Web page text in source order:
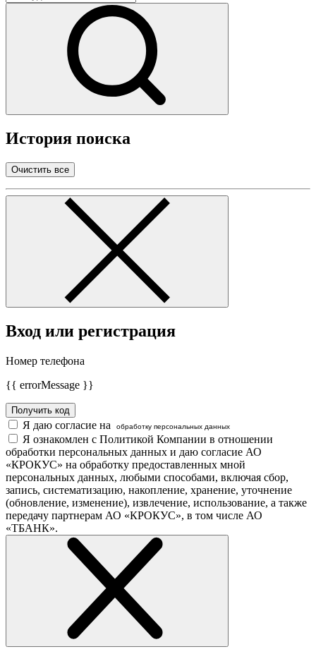
История поиска
Очистить все
Вход или регистрация
Номер телефона
{{ errorMessage }}
Получить код
Я даю согласие на обработку персональных данных
Я ознакомлен с Политикой Компании в отношении
обработки персональных данных и даю согласие АО
«КРОКУС» на обработку предоставленных мной
персональных данных, любыми способами, включая сбор,
запись, систематизацию, накопление, хранение, уточнение
(обновление, изменение), извлечение, использование, а также
передачу партнерам АО «КРОКУС», в том числе АО
«ТБАНК».